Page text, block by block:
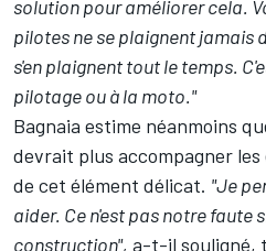
solution pour améliorer cela.
pilotes ne se plaignent jamais
s'en plaignent tout le temps.
pilotage ou à la moto."
Bagnaia estime néanmoins
devrait plus accompagner
de cet élément délicat. "Je
aider. Ce n'est pas notre faute
construction", a-t-il souligné,